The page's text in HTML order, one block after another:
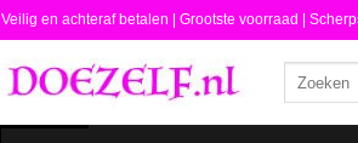
Veilig en achteraf betalen | Grootste voorraad |